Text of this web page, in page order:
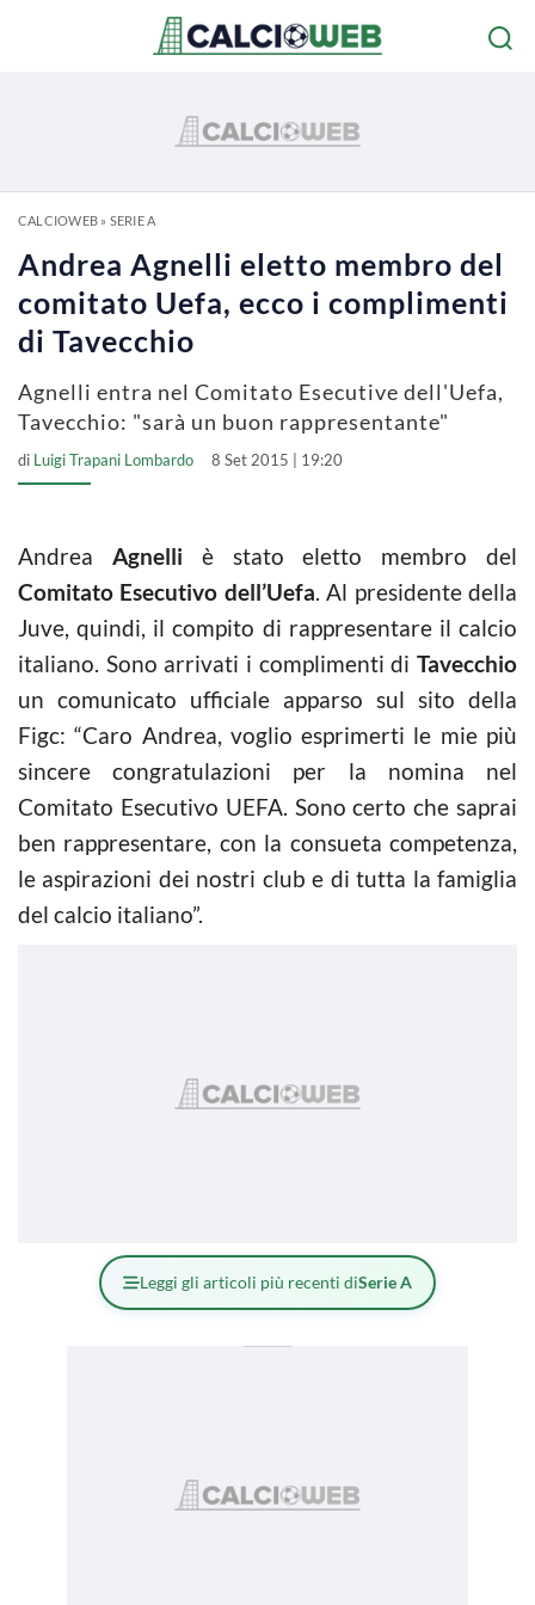
CALCIOWEB» SERIE A
Andrea Agnelli eletto membro del
comitato Uefa, ecco i complimenti
di Tavecchio
Agnelli entra nel Comitato Esecutive dell'Uefa,
Tavecchio: "sarà un buon rappresentante"
di Luigi Trapani Lombardo 8 Set 2015 | 19:20
Andrea Agnelli è stato eletto membro del
Comitato Esecutivo dell’Uefa. Al presidente della
Juve, quindi, il compito di rappresentare il calcio
italiano. Sono arrivati i complimenti di Tavecchio
un comunicato ufficiale apparso sul sito della
Figc: “Caro Andrea, voglio esprimerti le mie più
sincere congratulazioni per la nomina nel
Comitato Esecutivo UEFA. Sono certo che saprai
ben rappresentare, con la consueta competenza,
le aspirazioni dei nostri club e di tutta la famiglia
del calcio italiano”.
Leggi gli articoli più recenti diSerie A